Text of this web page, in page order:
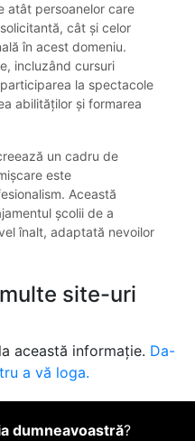
atât persoanelor care
cât și celor
în acest domeniu.
incluzând cursuri
la spectacole
abilităților și formarea
un cadru de
este
Această
școlii de a
înalt, adaptată nevoilor
site-uri
această informație. Da-
a vă loga.
dumneavoastră?